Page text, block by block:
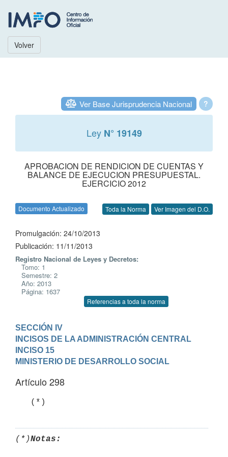
Volver
?
Ver Base Jurisprudencia Nacional
Ley N° 19149
APROBACION DE RENDICION DE CUENTAS Y
BALANCE DE EJECUCION PRESUPUESTAL.
EJERCICIO 2012
Documento Actualizado Toda la Norma Ver Imagen del D.O.
Promulgación: 24/10/2013
Publicación: 11/11/2013
Registro Nacional de Leyes y Decretos:
Tomo: 1
Semestre: 2
Año: 2013
Página: 1637
Referencias a toda la norma
SECCIÓN IV
INCISOS DE LA ADMINISTRACIÓN CENTRAL
INCISO 15
MINISTERIO DE DESARROLLO SOCIAL
Artículo 298
   (*)
(*)Notas: